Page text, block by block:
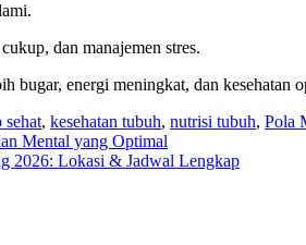
dan manajemen stres.
bugar, energi meningkat, dan kesehatan
sehat, kesehatan tubuh, nutrisi tubuh, Pola
Mental yang Optimal
2026: Lokasi & Jadwal Lengkap